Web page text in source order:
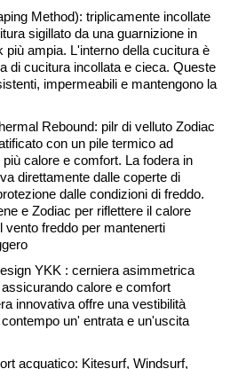
Method): triplicamente incollate
sigillato da una guarnizione in
più ampia. L'interno della cucitura è
di cucitura incollata e cieca. Queste
impermeabili e mantengono la
Rebound: pilr di velluto Zodiac
con un pile termico ad
calore e comfort. La fodera in
direttamente dalle coperte di
dalle condizioni di freddo.
e Zodiac per riflettere il calore
vento freddo per mantenerti
YKK : cerniera asimmetrica
calore e comfort
innovativa offre una vestibilità
un' entrata e un'uscita
acquatico: Kitesurf, Windsurf,